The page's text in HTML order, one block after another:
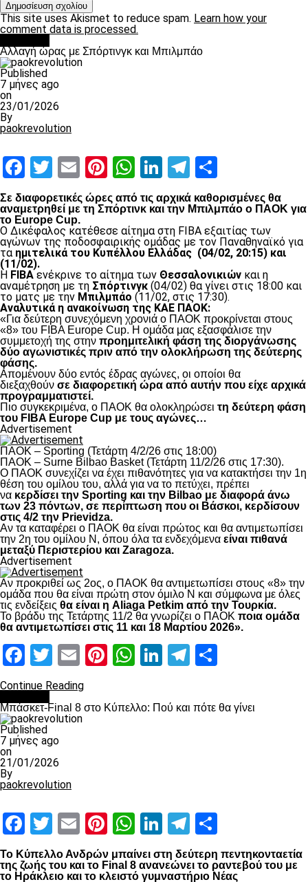
This site uses Akismet to reduce spam. Learn how your
comment data is processed.
Αλλαγή ώρας με Σπόρτινγκ και Μπιλμπάο
Published
7 μήνες ago
on
23/01/2026
By
paokrevolution
Facebook
Twitter
EmailPinterest
WhatsApp
LinkedIn
Telegram
Σε διαφορετικές ώρες από τις αρχικά καθορισμένες θα
αναμετρηθεί με τη Σπόρτινκ και την Μπιλμπάο ο ΠΑΟΚ για
το Europe Cup.
Ο Δικέφαλος κατέθεσε αίτημα στη FIBA εξαιτίας των
αγώνων της ποδοσφαιρικής ομάδας με τον Παναθηναϊκό για
τα ημιτελικά του Κυπέλλου Ελλάδας (04/02, 20:15) και
(11/02).
Η FIBAενέκρινε το αίτημα των Θεσσαλονικιών και η
αναμέτρηση με τη Σπόρτινγκ (04/02) θα γίνει στις 18:00 και
το ματς με την Μπιλμπάο (11/02, στις 17:30).
Αναλυτικά η ανακοίνωση της ΚΑΕ ΠΑΟΚ:
«Για δεύτερη συνεχόμενη χρονιά ο ΠΑΟΚ προκρίνεται στους
«8» του FIBA Europe Cup. H ομάδα μας εξασφάλισε την
συμμετοχή της στην προημιτελική φάση της διοργάνωσης
δύο αγωνιστικές πριν από την ολοκλήρωση της δεύτερης
φάσης.
Απομένουν δύο εντός έδρας αγώνες, οι οποίοι θα
διεξαχθούν σε διαφορετική ώρα από αυτήν που είχε αρχικά
προγραμματιστεί.
Πιο συγκεκριμένα, ο ΠΑΟΚ θα ολοκληρώσει τη δεύτερη φάση
του FIBA Europe Cup με τους αγώνες…
Advertisement
ΠΑΟΚ – Sporting (Τετάρτη 4/2/26 στις 18:00)
ΠΑΟΚ – Surne Bilbao Basket (Τετάρτη 11/2/26 στις 17:30).
Ο ΠΑΟΚ συνεχίζει να έχει πιθανότητες για να κατακτήσει την 1η
θέση του ομίλου του, αλλά για να το πετύχει, πρέπει
να κερδίσει την Sporting και την Bilbao με διαφορά άνω
των 23 πόντων, σε περίπτωση που οι Βάσκοι, κερδίσουν
στις 4/2 την Prievidza.
Αν τα καταφέρει ο ΠΑΟΚ θα είναι πρώτος και θα αντιμετωπίσει
την 2η του ομίλου Ν, όπου όλα τα ενδεχόμενα είναι πιθανά
μεταξύ Περιστερίου και Zaragoza.
Advertisement
Αν προκριθεί ως 2ος, ο ΠΑΟΚ θα αντιμετωπίσει στους «8» την
ομάδα που θα είναι πρώτη στον όμιλο Ν και σύμφωνα με όλες
τις ενδείξεις θα είναι η Aliaga Petkim από την Τουρκία.
Το βράδυ της Τετάρτης 11/2 θα γνωρίζει ο ΠΑΟΚ ποια ομάδα
θα αντιμετωπίσει στις 11 και 18 Μαρτίου 2026».
Facebook
Twitter
EmailPinterest
WhatsApp
LinkedIn
Telegram
Continue Reading
Μπάσκετ-Final 8 στο Κύπελλο: Πού και πότε θα γίνει
Published
7 μήνες ago
on
21/01/2026
By
paokrevolution
Facebook
Twitter
EmailPinterest
WhatsApp
LinkedIn
Telegram
Το Κύπελλο Ανδρών μπαίνει στη δεύτερη πεντηκονταετία
της ζωής του και το Final 8 ανανεώνει το ραντεβού του με
το Ηράκλειο και το κλειστό γυμναστήριο Νέας